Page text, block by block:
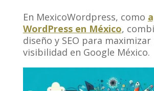
En MexicoWordpress, como
WordPress en México,
diseño y SEO para maximizar
visibilidad en Google México.